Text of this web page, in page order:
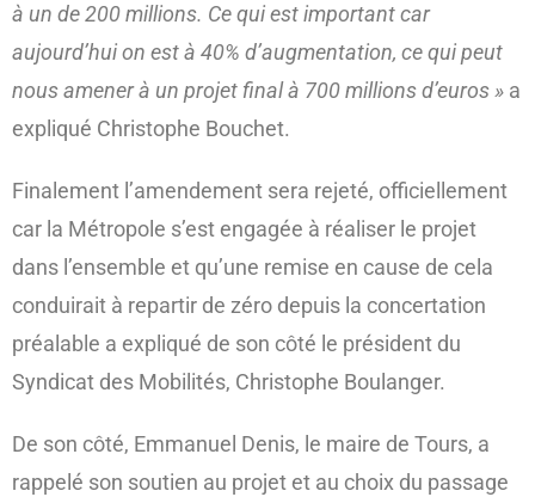
à un de 200 millions. Ce qui est important car
aujourd’hui on est à 40% d’augmentation, ce qui peut
nous amener à un projet final à 700 millions d’euros » a
expliqué Christophe Bouchet.
Finalement l’amendement sera rejeté, officiellement
car la Métropole s’est engagée à réaliser le projet
dans l’ensemble et qu’une remise en cause de cela
conduirait à repartir de zéro depuis la concertation
préalable a expliqué de son côté le président du
Syndicat des Mobilités, Christophe Boulanger.
De son côté, Emmanuel Denis, le maire de Tours, a
rappelé son soutien au projet et au choix du passage